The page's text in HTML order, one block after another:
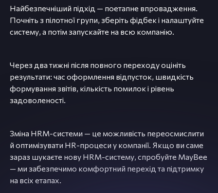
Найбезпечніший підхід — поетапне впровадження.
Почніть з пілотної групи, зберіть фідбек і налаштуйте
систему, а потім запускайте на всю компанію.
Через два тижні після повного переходу оцініть
результати: час оформлення відпусток, швидкість
формування звітів, кількість помилок і рівень
задоволеності.
Зміна HRM-системи — це можливість переосмислити
й оптимізувати HR-процеси у компанії. Якщо ви саме
зараз шукаєте нову HRM-систему, спробуйте MayBee
— ми забезпечимо комфортний перехід та підтримку
на всіх етапах.